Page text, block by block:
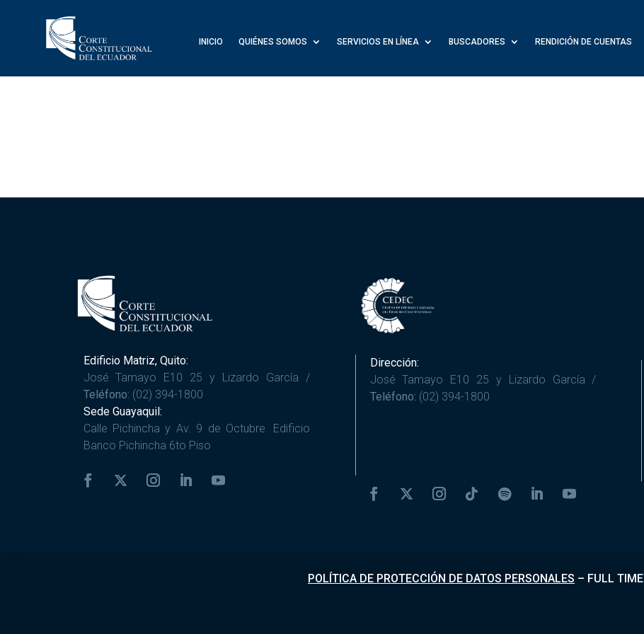
INICIO QUIÉNES SOMOS SERVICIOS EN LÍNEA BUSCADORES RENDICIÓN DE CUENTAS
Edificio Matriz, Quito:
José Tamayo E10 25 y Lizardo García /
Teléfono: (02) 394-1800
Sede Guayaquil:
Calle Pichincha y Av. 9 de Octubre. Edificio
Banco Pichincha 6to Piso
Dirección:
José Tamayo E10 25 y Lizardo García /
Teléfono: (02) 394-1800
POLÍTICA DE PROTECCIÓN DE DATOS PERSONALES – FULL TIME